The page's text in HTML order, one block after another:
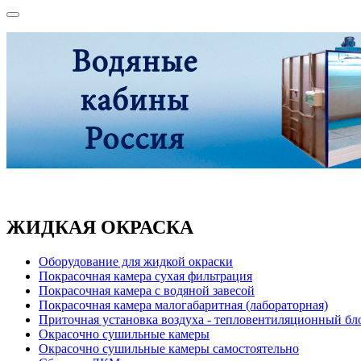
ЖИДКАЯ ОКРАСКА
Оборудование для жидкой окраски
Покрасочная камера сухая фильтрация
Покрасочная камера с водяной завесой
Покрасочная камера малогабаритная (лабораторная)
Приточная установка воздуха - тепловентиляционный
Окрасочно сушильные камеры
Окрасочно сушильные камеры самостоятельно